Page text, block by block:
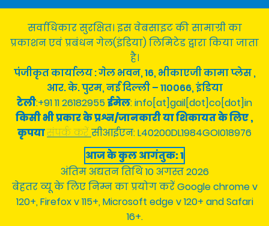
नागरिक चार्टर
कॉपीराइट नीति हाइपरलिंकिंग नीति
अस्वीकरण
| उपयोगी लिंक | साइट का मानचित्र
सर्वाधिकार सुरक्षित। इस वेबसाइट की सामाग्री का
प्रकाशन एवं प्रबंधन गेल(इंडिया) लिमिटेड द्वारा किया जाता
है।
पंजीकृत कार्यालय : गेल भवन, 16, भीकाएजी कामा प्लेस ,
आर. के. पुरम, नई दिल्ली – 110066, इंडिया
टेली:+91 11 26182955ईमेल: info[at]gail[dot]co[dot]in
किसी भी प्रकार के प्रश्न/जानकारी या शिकायत के लिए ,
कृपयासंपर्क करेंसीआईएन: L40200DL1984GOI018976
आज के कुल आगंतुक: 1
अंतिम अद्यतन तिथि 10 अगस्त 2026
बेहतर व्यू के लिए निम्न का प्रयोग करें Google chrome v
120+, Firefox v 115+, Microsoft edge v 120+ and Safari
16+.